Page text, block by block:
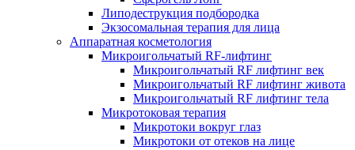
Липодеструкция подбородка
Экзосомальная терапия для лица
Аппаратная косметология
Микроигольчатый RF-лифтинг
Микроигольчатый RF лифтинг век
Микроигольчатый RF лифтинг живота
Микроигольчатый RF лифтинг тела
Микротоковая терапия
Микротоки вокруг глаз
Микротоки от отеков на лице